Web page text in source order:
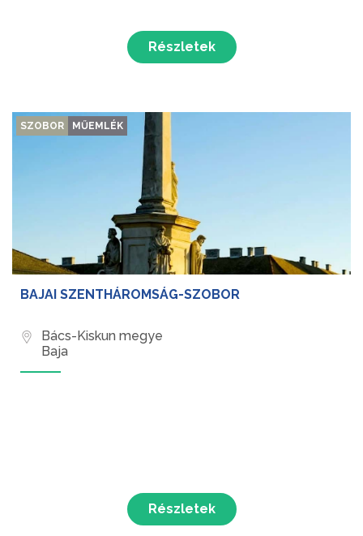
Részletek
SZOBOR MŰEMLÉK
BAJAI SZENTHÁROMSÁG-SZOBOR
Bács-Kiskun megye
Baja
Részletek